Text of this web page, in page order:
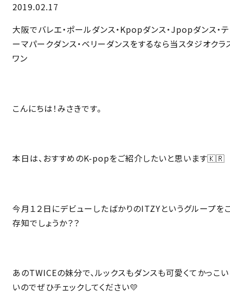
2019.02.17
大阪でバレエ・ポールダンス・Kpopダンス・Jpopダンス・テ
ーマパークダンス・ベリーダンスをするなら当スタジオクラ
ワン
こんにちは！みさきです。
本日は、おすすめのK-popをご紹介したいと思います🇰🇷
今月１２日にデビューしたばかりのITZYというグループを
存知でしょうか？？
あのTWICEの妹分で、ルックスもダンスも可愛くてかっこい
いのでぜひチェックしてください💛